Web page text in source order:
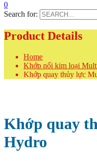
0
Search for:
Product Details
Home
Khớp nối kim loại
Khớp quay thủy lực
Khớp quay
Hydro